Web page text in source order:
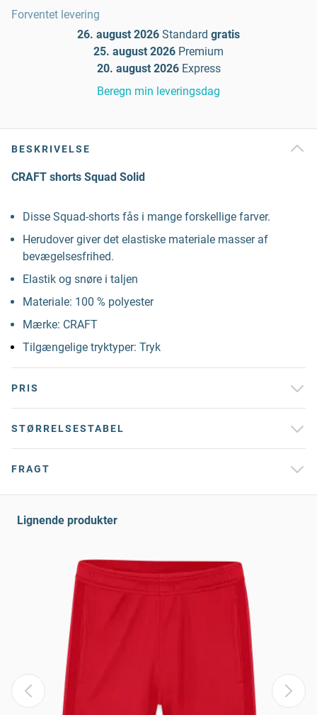
Forventet levering
26. august 2026 Standard gratis
25. august 2026 Premium
20. august 2026 Express
Beregn min leveringsdag
BESKRIVELSE
CRAFT shorts Squad Solid
Disse Squad-shorts fås i mange forskellige farver.
Herudover giver det elastiske materiale masser af
bevægelsesfrihed.
Elastik og snøre i taljen
Materiale: 100 % polyester
Mærke: CRAFT
Tilgængelige tryktyper: Tryk
PRIS
STØRRELSESTABEL
FRAGT
Lignende produkter